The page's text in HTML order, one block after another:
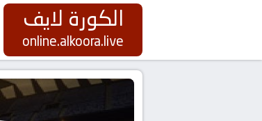
الكورة لايف
online.alkoora.live